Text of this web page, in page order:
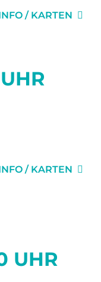
/ KARTEN
/ KARTEN
UHR